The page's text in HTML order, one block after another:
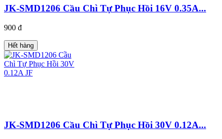
JK-SMD1206 Cầu Chì Tự Phục Hồi 16V 0.35A...
900 đ
Hết hàng
JK-SMD1206 Cầu Chì Tự Phục Hồi 30V 0.12A...